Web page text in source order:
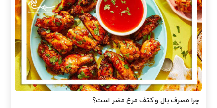
چرا مصرف بال و کتف مرغ مضر است؟